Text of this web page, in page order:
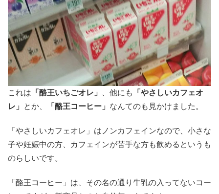
これは 「酪王いちごオレ」 、他にも
「やさしいカフェオ
レ」
とか、 「酪王コーヒー」 なんてのも見かけました。
「やさしいカフェオレ」はノンカフェインなので、小さな
子や妊娠中の方、カフェインが苦手な方も飲めるというも
のらしいです。
「酪王コーヒー」は、その名の通り牛乳の入ってないコー